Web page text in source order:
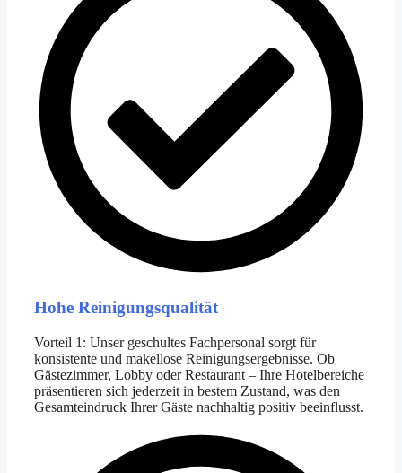
Hohe Reinigungsqualität
Vorteil 1: Unser geschultes Fachpersonal sorgt für
konsistente und makellose Reinigungsergebnisse. Ob
Gästezimmer, Lobby oder Restaurant – Ihre Hotelbereiche
präsentieren sich jederzeit in bestem Zustand, was den
Gesamteindruck Ihrer Gäste nachhaltig positiv beeinflusst.